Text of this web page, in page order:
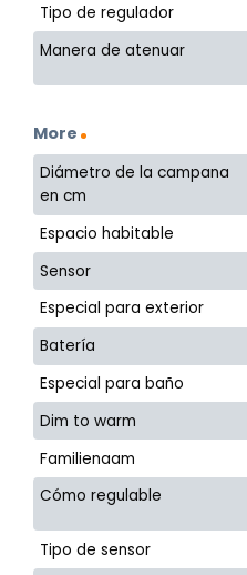
Tipo de regulador
Manera de atenuar
More
Diámetro de la campana
en cm
Espacio habitable
Sensor
Especial para exterior
Batería
Especial para baño
Dim to warm
Familienaam
Cómo regulable
Tipo de sensor